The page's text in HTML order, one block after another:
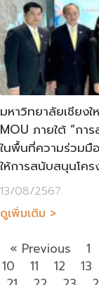
มหาวิทยาลัยเชียง
MOU ภายใต้ “กา
ในพื้นที่ความร่วมมื
ให้การสนับสนุนโค
13/08/2567
ดูเพิ่มเติม >
« Previous 1
10
11 12 13